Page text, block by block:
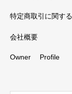
特定商取引に関す
会社概要
Owner Profile